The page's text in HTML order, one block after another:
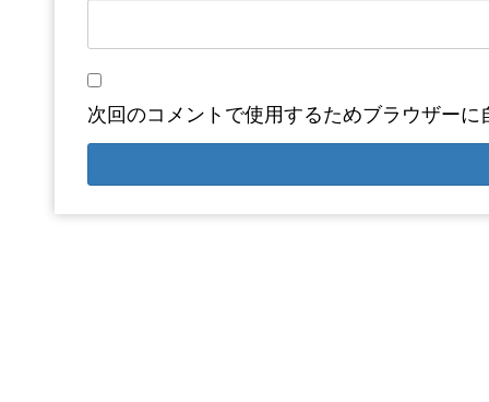
次回のコメントで使用するためブラウザー